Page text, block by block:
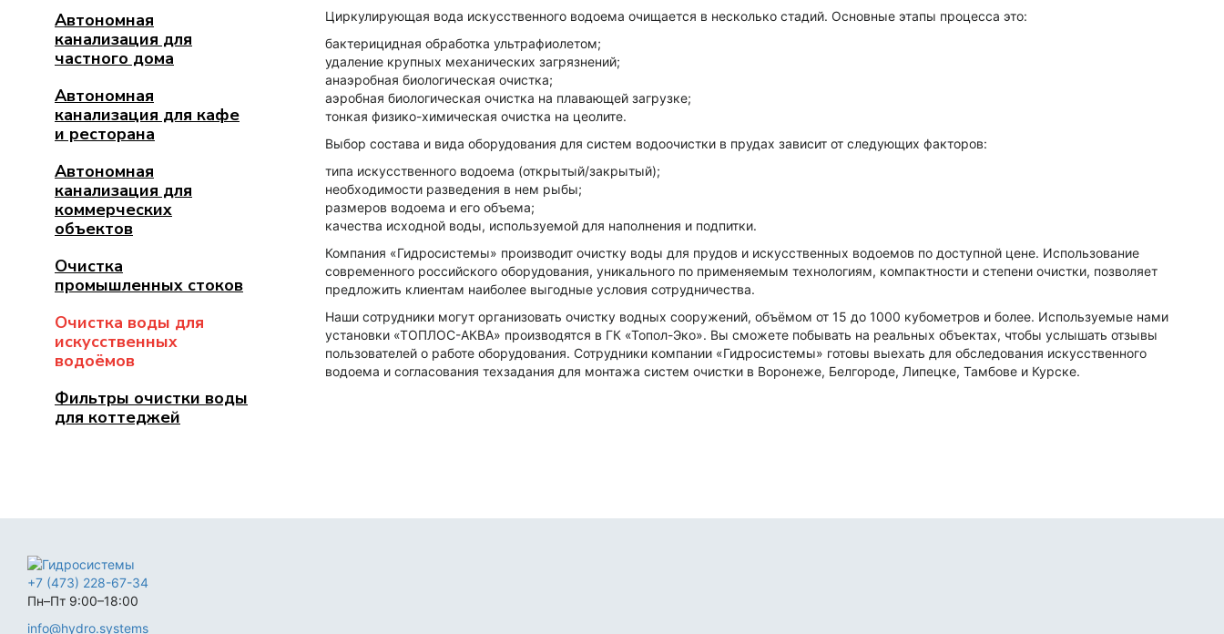
Автономная
канализация для
частного дома
Автономная
канализация для кафе
и ресторана
Автономная
канализация для
коммерческих
объектов
Очистка
промышленных стоков
Очистка воды для
искусственных
водоёмов
Фильтры очистки воды
для коттеджей
Циркулирующая вода искусственного водоема очищается в несколько стадий. Основные этапы процесса это:
бактерицидная обработка ультрафиолетом;
удаление крупных механических загрязнений;
анаэробная биологическая очистка;
аэробная биологическая очистка на плавающей загрузке;
тонкая физико-химическая очистка на цеолите.
Выбор состава и вида оборудования для систем водоочистки в прудах зависит от следующих факторов:
типа искусственного водоема (открытый/закрытый);
необходимости разведения в нем рыбы;
размеров водоема и его объема;
качества исходной воды, используемой для наполнения и подпитки.
Компания «Гидросистемы» производит очистку воды для прудов и искусственных водоемов по доступной цене. Использование
современного российского оборудования, уникального по применяемым технологиям, компактности и степени очистки, позволяет
предложить клиентам наиболее выгодные условия сотрудничества.
Наши сотрудники могут организовать очистку водных сооружений, объёмом от 15 до 1000 кубометров и более. Используемые нами
установки «ТОПЛОС-АКВА» производятся в ГК «Топол-Эко». Вы сможете побывать на реальных объектах, чтобы услышать отзывы
пользователей о работе оборудования. Сотрудники компании «Гидросистемы» готовы выехать для обследования искусственного
водоема и согласования техзадания для монтажа систем очистки в Воронеже, Белгороде, Липецке, Тамбове и Курске.
+7 (473) 228-67-34
Пн–Пт 9:00–18:00
info@hydro.systems